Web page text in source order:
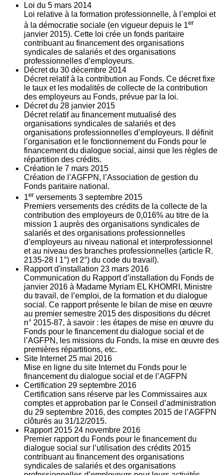
Loi du 5 mars 2014
Loi relative à la formation professionnelle, à l’emploi et
à la démocratie sociale (en vigueur depuis le 1er
janvier 2015). Cette loi crée un fonds paritaire
contribuant au financement des organisations
syndicales de salariés et des organisations
professionnelles d’employeurs.
Décret du 30 décembre 2014
Décret relatif à la contribution au Fonds. Ce décret fixe
le taux et les modalités de collecte de la contribution
des employeurs au Fonds, prévue par la loi.
Décret du 28 janvier 2015
Décret relatif au financement mutualisé des
organisations syndicales de salariés et des
organisations professionnelles d’employeurs. Il définit
l’organisation et le fonctionnement du Fonds pour le
financement du dialogue social, ainsi que les règles de
répartition des crédits.
Création le 7 mars 2015
Création de l’AGFPN, l’Association de gestion du
Fonds paritaire national.
1er versements 3 septembre 2015
Premiers versements des crédits de la collecte de la
contribution des employeurs de 0,016% au titre de la
mission 1 auprès des organisations syndicales de
salariés et des organisations professionnelles
d’employeurs au niveau national et interprofessionnel
et au niveau des branches professionnelles (article R.
2135‐28 I 1°) et 2°) du code du travail).
Rapport d'installation 23 mars 2016
Communication du Rapport d’installation du Fonds de
janvier 2016 à Madame Myriam EL KHOMRI, Ministre
du travail, de l’emploi, de la formation et du dialogue
social. Ce rapport présente le bilan de mise en œuvre
au premier semestre 2015 des dispositions du décret
n° 2015-87, à savoir : les étapes de mise en œuvre du
Fonds pour le financement du dialogue social et de
l’AGFPN, les missions du Fonds, la mise en œuvre des
premières répartitions, etc.
Site Internet 25 mai 2016
Mise en ligne du site Internet du Fonds pour le
financement du dialogue social et de l’AGFPN
Certification 29 septembre 2016
Certification sans réserve par les Commissaires aux
comptes et approbation par le Conseil d’administration
du 29 septembre 2016, des comptes 2015 de l’AGFPN
clôturés au 31/12/2015.
Rapport 2015 24 novembre 2016
Premier rapport du Fonds pour le financement du
dialogue social sur l’utilisation des crédits 2015
contribuant au financement des organisations
syndicales de salariés et des organisations